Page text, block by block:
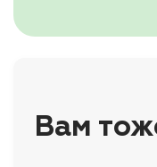
Вам